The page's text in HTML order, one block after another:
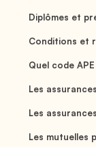
Diplômes et
Conditions et
Quel code
Les
Les
Les mutuelles